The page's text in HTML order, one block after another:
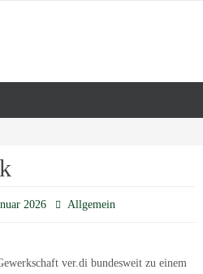
2026 Allgemein
ver.di bundesweit zu einem